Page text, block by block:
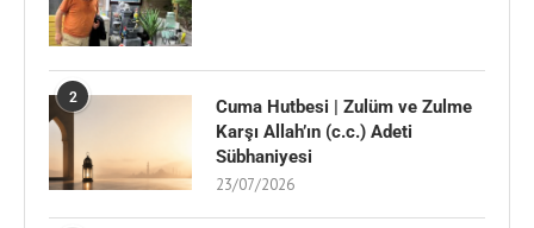
2
Cuma Hutbesi | Zulüm ve Zulme
Karşı Allah’ın (c.c.) Adeti
Sübhaniyesi
23/07/2026